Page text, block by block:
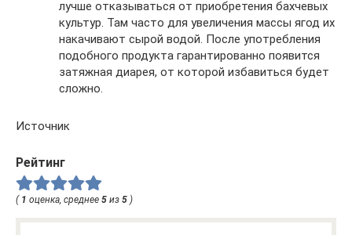
лучше отказываться от приобретения бахчевых
культур. Там часто для увеличения массы ягод их
накачивают сырой водой. После употребления
подобного продукта гарантированно появится
затяжная диарея, от которой избавиться будет
сложно.
Источник
Рейтинг
( 1 оценка, среднее 5 из 5 )